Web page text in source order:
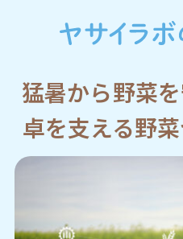
猛暑から野菜
卓を支える野